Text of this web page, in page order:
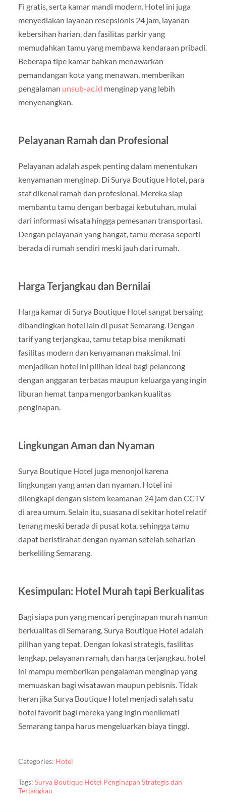
Fi gratis, serta kamar mandi modern. Hotel ini juga
menyediakan layanan resepsionis 24 jam, layanan
kebersihan harian, dan fasilitas parkir yang
memudahkan tamu yang membawa kendaraan pribadi.
Beberapa tipe kamar bahkan menawarkan
pemandangan kota yang menawan, memberikan
pengalaman unsub-ac.id menginap yang lebih
menyenangkan.
Pelayanan Ramah dan Profesional
Pelayanan adalah aspek penting dalam menentukan
kenyamanan menginap. Di Surya Boutique Hotel, para
staf dikenal ramah dan profesional. Mereka siap
membantu tamu dengan berbagai kebutuhan, mulai
dari informasi wisata hingga pemesanan transportasi.
Dengan pelayanan yang hangat, tamu merasa seperti
berada di rumah sendiri meski jauh dari rumah.
Harga Terjangkau dan Bernilai
Harga kamar di Surya Boutique Hotel sangat bersaing
dibandingkan hotel lain di pusat Semarang. Dengan
tarif yang terjangkau, tamu tetap bisa menikmati
fasilitas modern dan kenyamanan maksimal. Ini
menjadikan hotel ini pilihan ideal bagi pelancong
dengan anggaran terbatas maupun keluarga yang ingin
liburan hemat tanpa mengorbankan kualitas
penginapan.
Lingkungan Aman dan Nyaman
Surya Boutique Hotel juga menonjol karena
lingkungan yang aman dan nyaman. Hotel ini
dilengkapi dengan sistem keamanan 24 jam dan CCTV
di area umum. Selain itu, suasana di sekitar hotel relatif
tenang meski berada di pusat kota, sehingga tamu
dapat beristirahat dengan nyaman setelah seharian
berkeliling Semarang.
Kesimpulan: Hotel Murah tapi Berkualitas
Bagi siapa pun yang mencari penginapan murah namun
berkualitas di Semarang, Surya Boutique Hotel adalah
pilihan yang tepat. Dengan lokasi strategis, fasilitas
lengkap, pelayanan ramah, dan harga terjangkau, hotel
ini mampu memberikan pengalaman menginap yang
memuaskan bagi wisatawan maupun pebisnis. Tidak
heran jika Surya Boutique Hotel menjadi salah satu
hotel favorit bagi mereka yang ingin menikmati
Semarang tanpa harus mengeluarkan biaya tinggi.
Categories: Hotel
Tags: Surya Boutique Hotel Penginapan Strategis dan
Terjangkau